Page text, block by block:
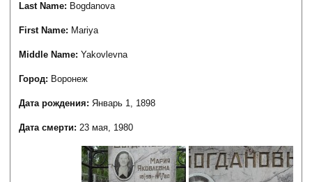
Last Name: Bogdanova
First Name: Mariya
Middle Name:Yakovlevna
Город: Воронеж
Дата рождения:Январь 1, 1898
Дата смерти:23 мая, 1980